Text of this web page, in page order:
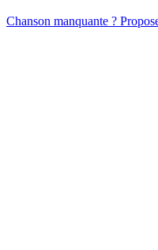
Chanson manquante ?